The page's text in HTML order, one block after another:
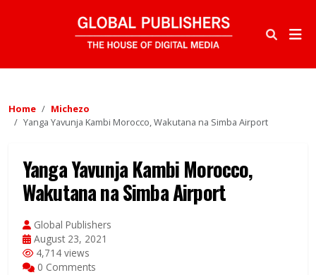
Home
Michezo
Yanga Yavunja Kambi Morocco, Wakutana na Simba Airport
Yanga Yavunja Kambi Morocco,
Wakutana na Simba Airport
Global Publishers
August 23, 2021
4,714 views
0 Comments